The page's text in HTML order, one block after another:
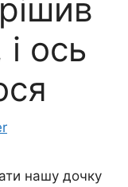
ось
нашу дочку